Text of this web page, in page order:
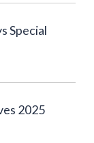
Special
2025